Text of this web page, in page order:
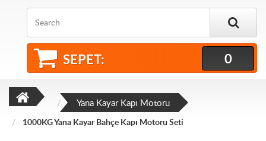
SEPET: 0
Yana Kayar Kapı Motoru
1000KG Yana Kayar Bahçe Kapı Motoru Seti